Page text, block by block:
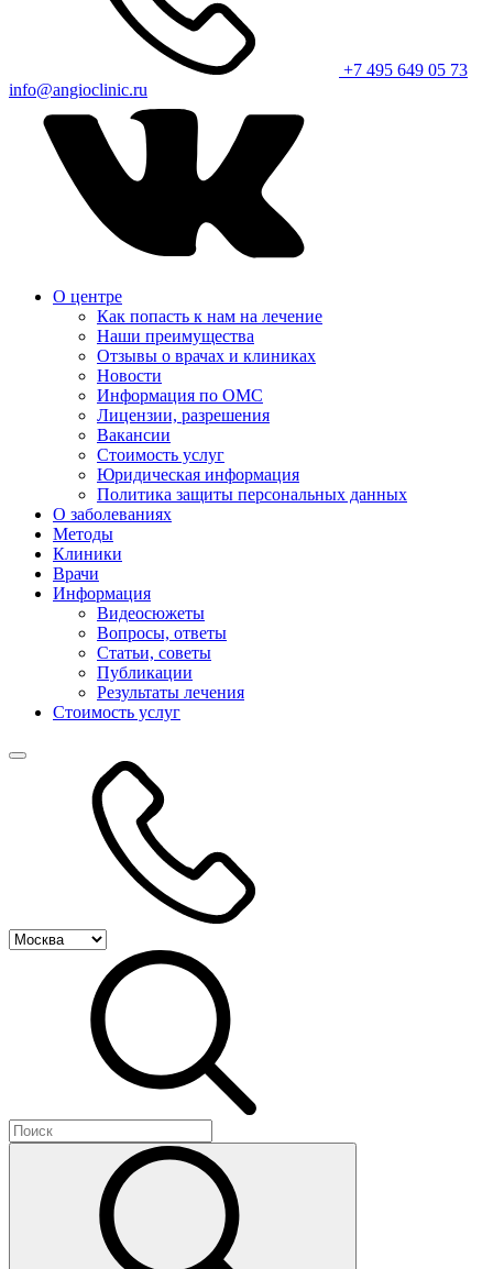
+7 495 649 05 73
info@angioclinic.ru
О центре
Как попасть к нам на лечение
Наши преимущества
Отзывы о врачах и клиниках
Новости
Информация по ОМС
Лицензии, разрешения
Вакансии
Стоимость услуг
Юридическая информация
Политика защиты персональных данных
О заболеваниях
Методы
Клиники
Врачи
Информация
Видеосюжеты
Вопросы, ответы
Статьи, советы
Публикации
Результаты лечения
Стоимость услуг